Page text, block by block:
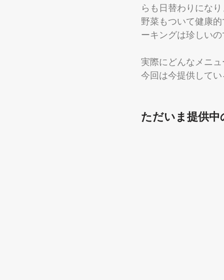
らも日替わりにな
野菜もついて健康
ーキングは珍しい
実際にどんなメニ
今回は今提供して
ただいま提供